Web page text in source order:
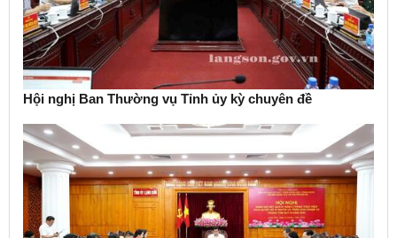
Hội nghị Ban Thường vụ Tỉnh ủy kỳ chuyên đề